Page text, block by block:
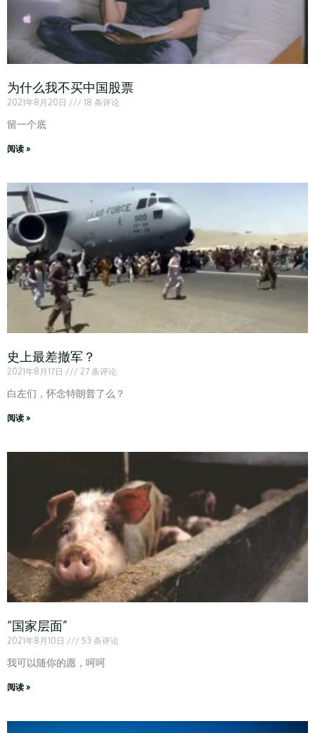
为什么我不买中国股票
2021年8月20日 18 条评论
留一个底
阅读 »
史上最差撤军？
2021年8月17日 27 条评论
白左们，怀念特朗普了么？
阅读 »
“国家层面”
2021年8月10日 53 条评论
我可以随你的愿，呵呵
阅读 »